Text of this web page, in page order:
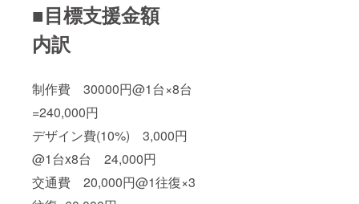
■目標支援金額
内訳
制作費 30000円@1台×8台
=240,000円
デザイン費(10%) 3,000円
@1台x8台 24,000円
交通費 20,000円@1往復×3